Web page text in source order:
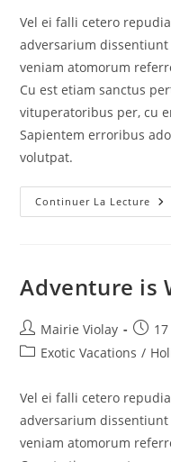
Vel ei falli cetero
adversarium
veniam atomorum
Cu est etiam sanctus
vituperatoribus per, cu
Sapientem erroribus
volutpat.
Continuer La Lecture A
Adventure is
Auteur/autrice
de
Mairie Violay
PostExotic Vacations /
Vel ei falli cetero
adversarium
veniam atomorum